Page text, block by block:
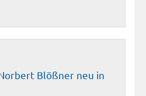
Blößner neu in